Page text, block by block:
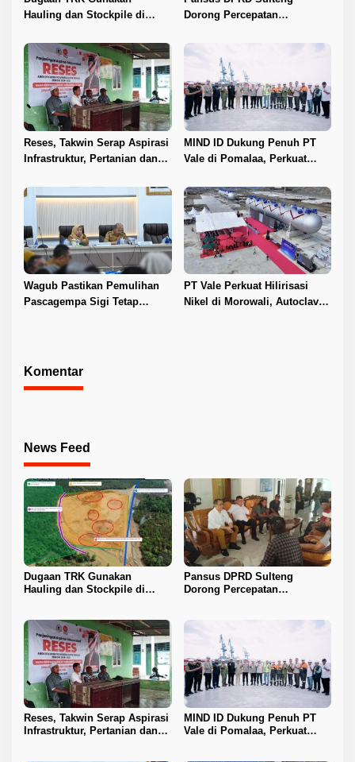
Hauling dan Stockpile di
Antam Buka Peta IUP
Dorong Percepatan
Sawit di Toli-Toli
Reses, Takwin Serap Aspirasi
Infrastruktur, Pertanian dan
MIND ID Dukung Penuh PT
Vale di Pomalaa, Perkuat
Hilirisasi Nikel
Wagub Pastikan Pemulihan
Pascagempa Sigi Tetap
PT Vale Perkuat Hilirisasi
Nikel di Morowali, Autoclave
Komentar
News Feed
Dugaan TRK Gunakan
Hauling dan Stockpile di
Pansus DPRD Sulteng
Dorong Percepatan
Reses, Takwin Serap Aspirasi
Infrastruktur, Pertanian dan
MIND ID Dukung Penuh PT
Vale di Pomalaa, Perkuat